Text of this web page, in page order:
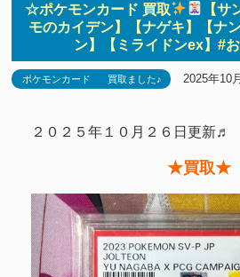
☆ポケモンカード 買取
【
モのカイデン】【ナゲキ】【ナ
ン】【ミライドンex】#
ポケモンカード 買取ました♪ 2025年10
２０２５年１０月２６日更新♬
★買取★